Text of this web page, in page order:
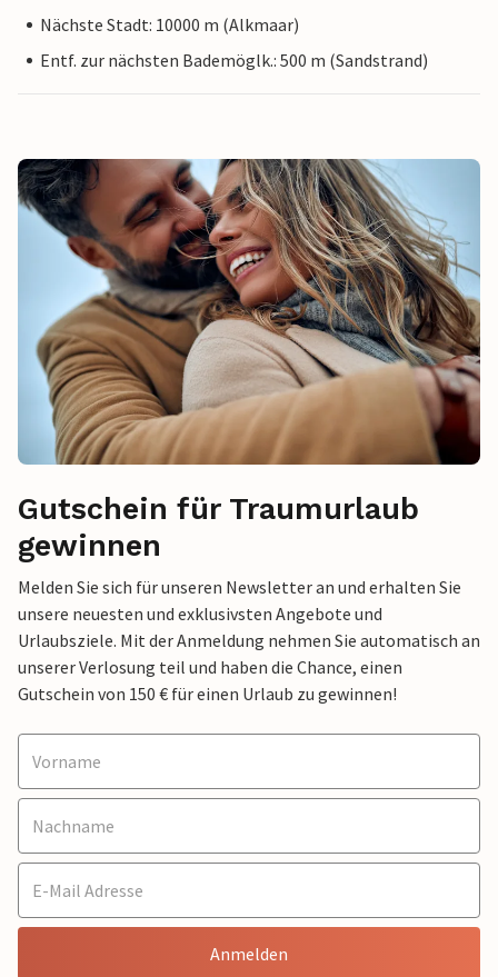
Nächste Stadt: 10000 m (Alkmaar)
Entf. zur nächsten Bademöglk.: 500 m (Sandstrand)
Gutschein für Traumurlaub
gewinnen
Melden Sie sich für unseren Newsletter an und erhalten Sie
unsere neuesten und exklusivsten Angebote und
Urlaubsziele. Mit der Anmeldung nehmen Sie automatisch an
unserer Verlosung teil und haben die Chance, einen
Gutschein von 150 € für einen Urlaub zu gewinnen!
Anmelden